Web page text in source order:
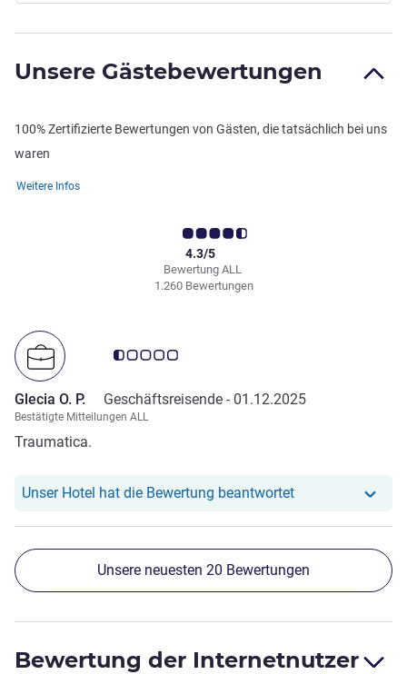
Unsere Gästebewertungen
100% Zertifizierte Bewertungen von Gästen, die tatsächlich bei uns
waren
Weitere Infos
Bewertung ALL
4.3/5
1.260 Bewertungen
Note Kundenmeinungen 0.5/5
Glecia O. P. Geschäftsreisende - 01.12.2025
Bestätigte Mitteilungen ALL
Traumatica.
Unser Hotel hat die Bewertung beantwortetUnser Hotel hat
Unsere neuesten 20 Bewertungen
Bewertung der Internetnutzer